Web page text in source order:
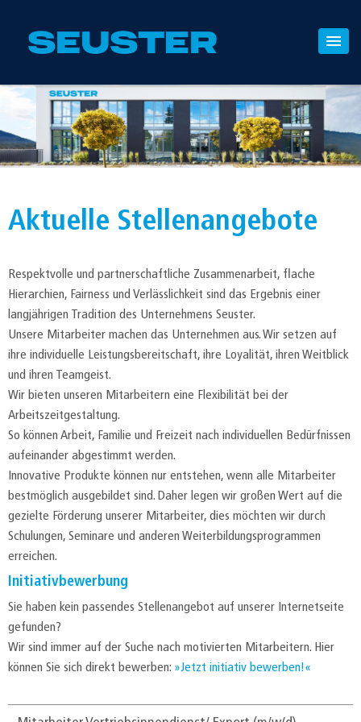
Aktuelle Stellenangebote
Respektvolle und partnerschaftliche Zusammenarbeit, flache
Hierarchien, Fairness und Verlässlichkeit sind das Ergebnis einer
langjährigen Tradition des Unternehmens Seuster.
Unsere Mitarbeiter machen das Unternehmen aus. Wir setzen auf
ihre individuelle Leistungsbereitschaft, ihre Loyalität, ihren Weitblick
und ihren Teamgeist.
Wir bieten unseren Mitarbeitern eine Flexibilität bei der
Arbeitszeitgestaltung.
So können Arbeit, Familie und Freizeit nach individuellen Bedürfnissen
aufeinander abgestimmt werden.
Innovative Produkte können nur entstehen, wenn alle Mitarbeiter
bestmöglich ausgebildet sind. Daher legen wir großen Wert auf die
gezielte Förderung unserer Mitarbeiter, dies möchten wir durch
Schulungen, Seminare und anderen Weiterbildungsprogrammen
erreichen.
Initiativbewerbung
Sie haben kein passendes Stellenangebot auf unserer Internetseite
gefunden?
Wir sind immer auf der Suche nach motivierten Mitarbeitern. Hier
können Sie sich direkt bewerben:
Jetzt initiativ bewerben!